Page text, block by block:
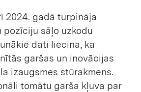
2024. gadā turpināja
sāļo uzkodu
dati liecina, ka
garšas un inovācijas
izaugsmes stūrakmens.
tomātu garša kļuva par